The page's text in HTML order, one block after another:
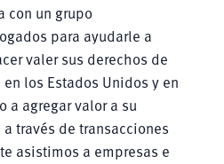
con un grupo
para ayudarle a
valer sus derechos de
los Estados Unidos y en
a agregar valor a su
través de transacciones
asistimos a empresas e